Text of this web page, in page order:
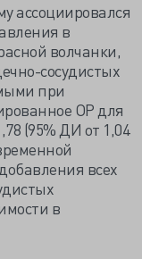
ассоциировался
в
волчанки,
сосудистых
при
ОР для
(95% ДИ от 1,04
всех
в